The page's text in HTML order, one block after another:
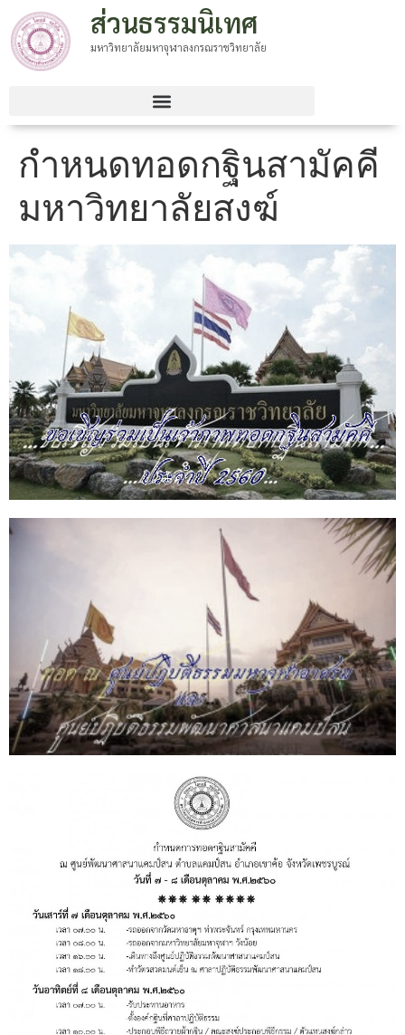
ส่วนธรรมนิเทศ
มหาวิทยาลัยมหาจุฬาลงกรณราชวิทยาลัย
กำหนดทอดกฐินสามัคคี
มหาวิทยาลัยสงฆ์